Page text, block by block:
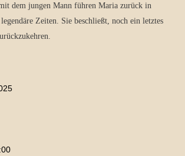
dem jungen Mann führen Maria zurück in
Zeiten. Sie beschließt, noch ein letztes